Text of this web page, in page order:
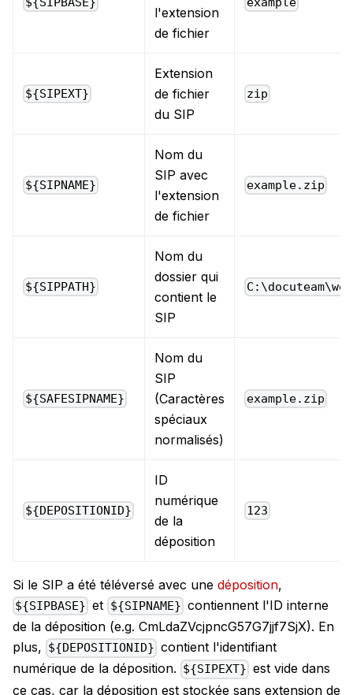
l'extension
de fichier
${SIPEXT}
Extension
de fichier
du SIP
zip
${SIPNAME}
Nom du
SIP avec
l'extension
de fichier
example.zip
${SIPPATH}
Nom du
dossier qui
contient le
SIP
${SAFESIPNAME}
Nom du
SIP
(Caractères
spéciaux
normalisés)
example.zip
${DEPOSITIONID}
ID
numérique
de la
déposition
123
Si le SIP a été téléversé avec une déposition,
${SIPBASE} et ${SIPNAME} contiennent l'ID interne
de la déposition (e.g. CmLdaZVcjpncG57G7jjf7SjX). En
plus, ${DEPOSITIONID} contient l'identifiant
numérique de la déposition. ${SIPEXT} est vide dans
ce cas, car la déposition est stockée sans extension de